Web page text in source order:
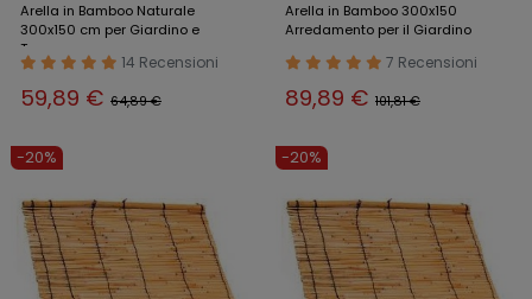
Arella in Bamboo Naturale
300x150 cm per Giardino e
Terrazzo
14 Recensioni
59,89 € 64,89 €
Arella in Bamboo 300x150
Arredamento per il Giardino
7 Recensioni
89,89 € 101,81 €
-20% -20%